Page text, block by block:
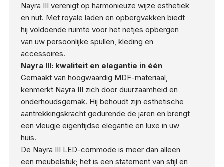
Nayra III verenigt op harmonieuze wijze esthetiek
en nut. Met royale laden en opbergvakken biedt
hij voldoende ruimte voor het netjes opbergen
van uw persoonlijke spullen, kleding en
accessoires.
Nayra III: kwaliteit en elegantie in één
Gemaakt van hoogwaardig MDF-materiaal,
kenmerkt Nayra III zich door duurzaamheid en
onderhoudsgemak. Hij behoudt zijn esthetische
aantrekkingskracht gedurende de jaren en brengt
een vleugje eigentijdse elegantie en luxe in uw
huis.
De Nayra III LED-commode is meer dan alleen
een meubelstuk; het is een statement van stijl en